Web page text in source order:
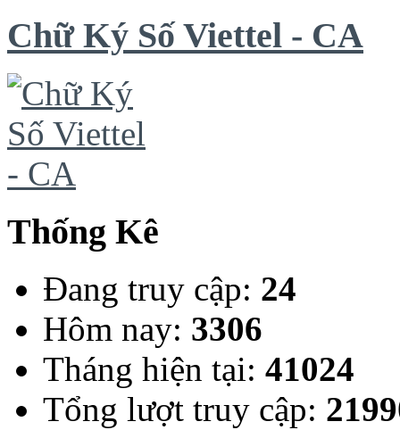
Chữ Ký Số Viettel - CA
Thống Kê
Đang truy cập: 24
Hôm nay: 3306
Tháng hiện tại: 41024
Tổng lượt truy cập: